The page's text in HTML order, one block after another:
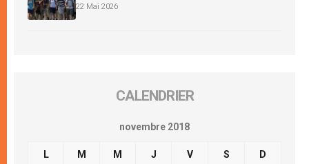
22 Mai 2026
CALENDRIER
novembre 2018
L M M J V S D